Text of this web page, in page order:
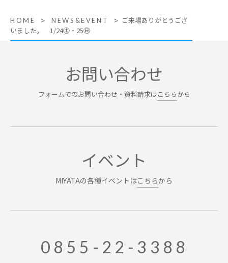
HOME NEWS&EVENT
ご来場ありがとうござ
いました。 1/24㊏・25㊐
お問い合わせ
フォームでのお問い合わせ・資料請求はこちらから
イベント
MIYATAの各種イベントはこちらから
0855-22-3388